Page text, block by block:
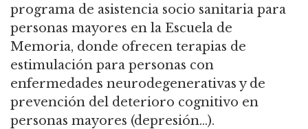
programa de asistencia socio sanitaria para
personas mayores en la Escuela de
Memoria, donde ofrecen terapias de
estimulación para personas con
enfermedades neurodegenerativas y de
prevención del deterioro cognitivo en
personas mayores (depresión…).